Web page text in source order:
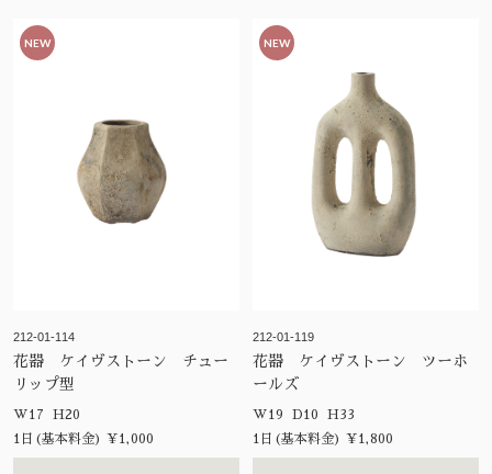
NEW
212-01-114
花器 ケイヴストーン チュー
リップ型
W17 H20
1日(基本料金) ¥1,000
NEW
212-01-119
花器 ケイヴストーン ツーホ
ールズ
W19 D10 H33
1日(基本料金) ¥1,800